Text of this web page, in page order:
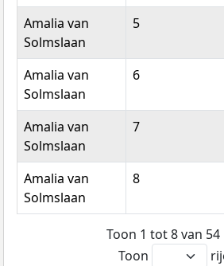
Amalia van
Solmslaan
5
Amalia van
Solmslaan
6
Amalia van
Solmslaan
7
Amalia van
Solmslaan
8
Toon 1 tot 8 van
Toon